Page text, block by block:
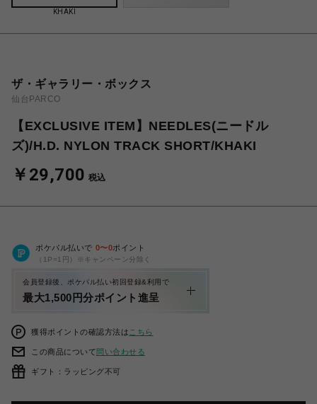
KHAKI
ザ・ギャラリー・ボックス
仙台PARCO
【EXCLUSIVE ITEM】NEEDLES(ニードル
ズ)/H.D. NYLON TRACK SHORT/KHAKI
￥29,700 税込
ポケパル払いで 0〜0ポイント
（1P=1円）※キャンペーン分除く
会員登録後、ポケパル払い初回登録&利用で
最大1,500円分ポイント進呈
獲得ポイントの確認方法は こちら
この商品について問い合わせる
ギフト：ラッピング不可